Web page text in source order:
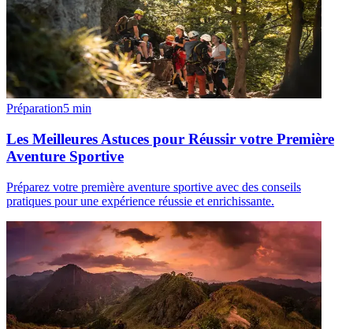
Préparation5 min
Les Meilleures Astuces pour Réussir votre Première
Aventure Sportive
Préparez votre première aventure sportive avec des conseils
pratiques pour une expérience réussie et enrichissante.